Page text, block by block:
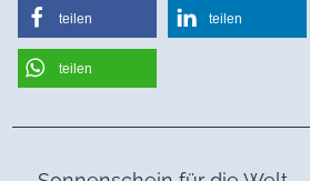
teilen teilen
teilen